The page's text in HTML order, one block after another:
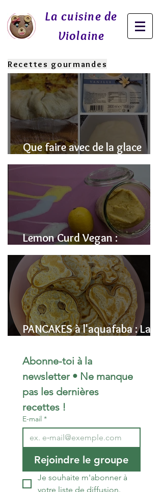
La cuisine de
Violaine
Recettes gourmandes
Que faire avec de la glace
fondue? J'ai la SOLUTION!
Lemon Curd Vegan :
L'alternative saine aux pois
chiches
PANCAKES à l'aquafaba : La
Moelleuse (Sans Œufs)
Abonne-toi à la
newsletter • Ne manque
pas les dernières
recettes !
E-mail *
Rejoindre le groupe
Je souhaite m'abonner à
votre liste de diffusion.